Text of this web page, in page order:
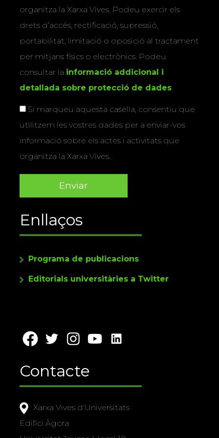
organitza la Xarxa Vives. Podeu exercir els
drets d’accés, rectificació, supressió,
portabilitat, limitació o oposició al tractament
per mitjans físics o electrònics. Podeu
consultar la informació addicional i
detallada sobre protecció de dades.
Si marqueu aquesta casella, consentiu que
utilitzem les vostres dades per a enviar-vos
informació sobre els actes i activitats que
organitza la Xarxa Vives.
Enllaços
Programa de publicacions
Editorials universitàries a Twitter
Contacte
Xarxa Vives d'Universitats
Edifici Àgora